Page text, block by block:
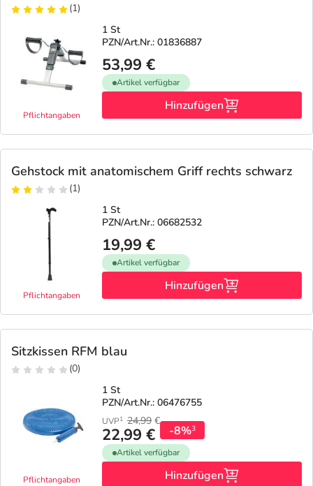
(1)
Pflichtangaben
1 St
PZN/Art.Nr.: 01836887
53,99 €
Artikel verfügbar
Hinzufügen
Gehstock mit anatomischem Griff rechts schwarz
(1)
Pflichtangaben
1 St
PZN/Art.Nr.: 06682532
19,99 €
Artikel verfügbar
Hinzufügen
Sitzkissen RFM blau
(0)
Pflichtangaben
1 St
PZN/Art.Nr.: 06476755
UVP1 24,99 €
22,99 € -8%3
Artikel verfügbar
Hinzufügen